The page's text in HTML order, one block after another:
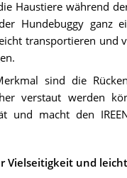
Haustiere während
Hundebuggy
transportieren
sind die
verstaut werden
und macht den
Vielseitigkeit und